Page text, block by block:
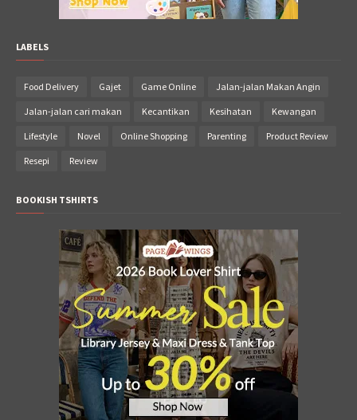
LABELS
Food Delivery Gajet Game Online Jalan-jalan Makan Angin
Jalan-jalan cari makan Kecantikan Kesihatan Kewangan
Lifestyle Novel Online Shopping Parenting Product Review
Resepi Review
BOOKISH TSHIRTS